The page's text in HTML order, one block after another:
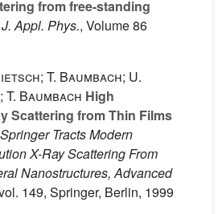
from free-standing
Appl. Phys., Volume 86
T. Baumbach; U.
Baumbach High
Scattering from Thin Films
Tracts Modern
X-Ray Scattering From
Nanostructures, Advanced
149, Springer, Berlin, 1999